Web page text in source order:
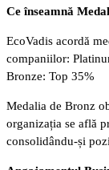
Ce înseamnă
EcoVadis acordă
companiilor:
Bronze: Top 35%
Medalia de Bronz
organizația se află
consolidându-și